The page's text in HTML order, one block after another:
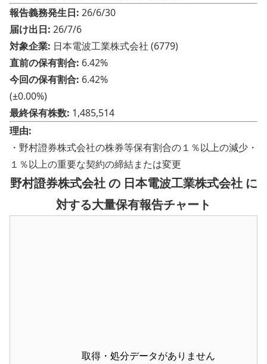
報告義務発生日: 26/6/30
届け出日: 26/7/6
対象企業: 日本電波工業株式会社 (6779)
直前の保有割合: 6.42%
今回の保有割合: 6.42%
(±0.00%)
最終保有株数: 1,485,514
理由:
・野村證券株式会社の株券等保有割合の１％以上の減少・
１％以上の重要な契約の締結または変更
野村證券株式会社 の 日本電波工業株式会社 に
対する大量保有報告チャート
取得・処分データがありません